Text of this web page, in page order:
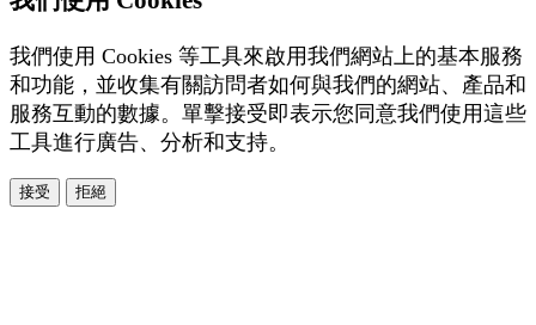
我們使用 Cookies 等工具來啟用我們網站上的基本服務
和功能，並收集有關訪問者如何與我們的網站、產品和
服務互動的數據。單擊接受即表示您同意我們使用這些
工具進行廣告、分析和支持。
接受 拒絕